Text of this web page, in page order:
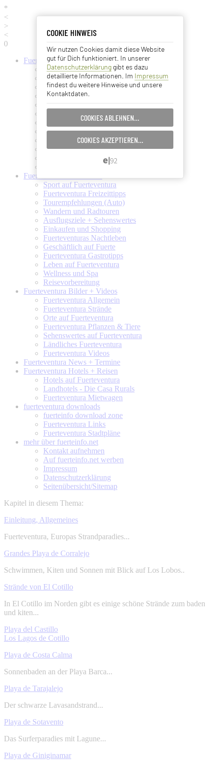
COOKIE HINWEIS
Wir nutzen Cookies damit diese Website
gut für Dich funktioniert. In unserer
Datenschutzerklärung gibt es dazu
detaillierte Informationen. Im Impressum
findest du weitere Hinweise und unsere
Kontaktdaten.
COOKIES ABLEHNEN…
COOKIES AKZEPTIEREN…
Essentielle Cookies
Analyse Cookies
EINSTELLUNGEN SPEICHERN…
ABBRECHEN…
*
<
>
<
0
FuerteventuraInformationen
Fuerteventura (Startseite)
Fuerteventura Wetter + Klima
Ortschaften auf Fuerteventura
Strände auf Fuerteventura
Pflanzen und Tiere auf Fuerte
Fuertes Kunst und Kultur
Verkehrsmittel (Taxi, Bus, Fähre)
Flughafen Fuerteventura
Ämter und Services auf Fuerte
Essen und Trinken auf Fuerte
Ärzte auf Fuerteventura
Fuerteventura
Sport auf Fuerteventura
Fuerteventura Freizeittipps
Tourempfehlungen (Auto)
Wandern und Radtouren
Ausflugsziele + Sehenswertes
Einkaufen und Shopping
Fuerteventuras Nachtleben
Geschäftlich auf Fuerte
Fuerteventura Gastrotipps
Leben auf Fuerteventura
Wellness und Spa
Reisevorbereitung
Fuerteventura Bilder + Videos
Fuerteventura Allgemein
Fuerteventura Strände
Orte auf Fuerteventura
Fuerteventura Pflanzen & Tiere
Sehenswertes auf Fuerteventura
Ländliches Fuerteventura
Fuerteventura Videos
Fuerteventura News + Termine
Fuerteventura Hotels + Reisen
Hotels auf Fuerteventura
Landhotels - Die Casa Rurals
Fuerteventura Mietwagen
fuerteventura downloads
fuerteinfo download zone
Fuerteventura Links
Fuerteventura Stadtpläne
mehr über fuerteinfo.net
Kontakt aufnehmen
Auf fuerteinfo.net werben
Impressum
Datenschutzerklärung
Seitenübersicht/Sitemap
Kapitel in diesem Thema:
Einleitung, Allgemeines
Fuerteventura, Europas Strandparadies...
Grandes Playa de Corralejo
Schwimmen, Kiten und Sonnen mit Blick auf Los Lobos..
Strände von El Cotillo
In El Cotillo im Norden gibt es einige schöne Strände zum baden
und kiten...
Playa del Castillo
Los Lagos de Cotillo
Playa de Costa Calma
Sonnenbaden an der Playa Barca...
Playa de Tarajalejo
Der schwarze Lavasandstrand...
Playa de Sotavento
Das Surferparadies mit Lagune...
Playa de Giniginamar